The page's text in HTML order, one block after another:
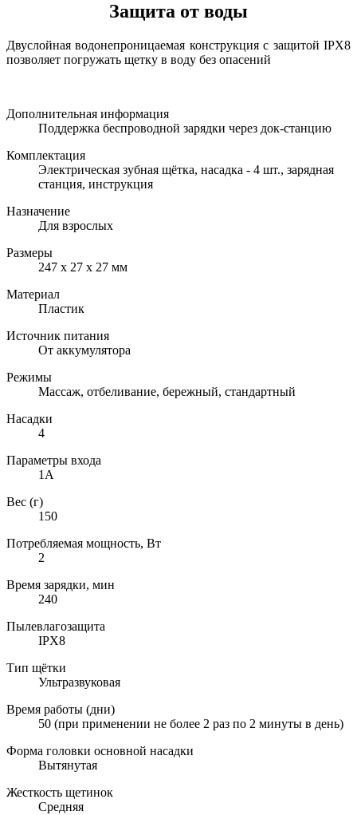
Защита от воды
Двуслойная водонепроницаемая конструкция с защитой IPX8
позволяет погружать щетку в воду без опасений
Дополнительная информация
Поддержка беспроводной зарядки через док-станцию
Комплектация
Электрическая зубная щётка, насадка - 4 шт., зарядная
станция, инструкция
Назначение
Для взрослых
Размеры
247 х 27 х 27 мм
Материал
Пластик
Источник питания
От аккумулятора
Режимы
Массаж, отбеливание, бережный, стандартный
Насадки
4
Параметры входа
1А
Вес (г)
150
Потребляемая мощность, Вт
2
Время зарядки, мин
240
Пылевлагозащита
IPX8
Тип щётки
Ультразвуковая
Время работы (дни)
50 (при применении не более 2 раз по 2 минуты в день)
Форма головки основной насадки
Вытянутая
Жесткость щетинок
Средняя